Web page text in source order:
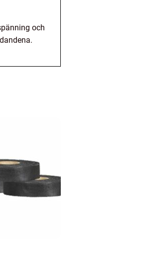
och